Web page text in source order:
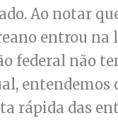
Ao notar
entrou na
federal não
entendemos
rápida das